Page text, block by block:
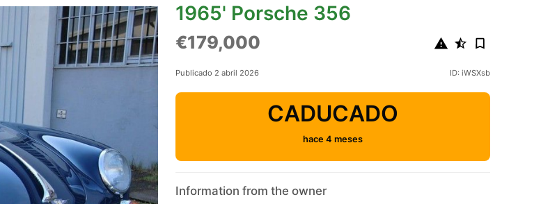
1965' Porsche 356
€179,000
Publicado 2 abril 2026 ID: iWSXsb
CADUCADO
hace 4 meses
Information from the owner